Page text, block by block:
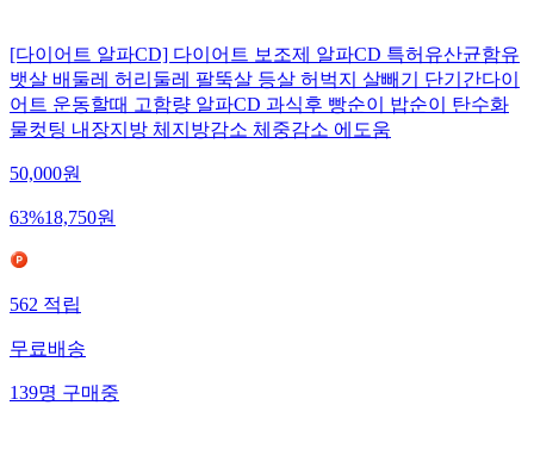
[다이어트 알파CD] 다이어트 보조제 알파CD 특허유산균함유
뱃살 배둘레 허리둘레 팔뚝살 등살 허벅지 살빼기 단기간다이
어트 운동할때 고함량 알파CD 과식후 빵순이 밥순이 탄수화
물컷팅 내장지방 체지방감소 체중감소 에도움
50,000원
63%18,750원
562 적립
무료배송
139명 구매중